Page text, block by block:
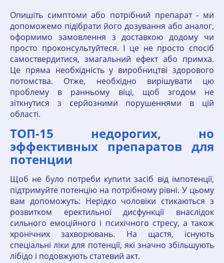
Опишіть симптоми або потрібний препарат - ми
допоможемо підібрати його дозування або аналог,
оформимо замовлення з доставкою додому чи
просто проконсультуйтеся. І це не просто спосіб
самоствердитися, змагальний ефект або примха.
Це пряма необхідність у виробництві здорового
потомства. Отже, необхідно вирішувати цю
проблему в ранньому віці, щоб згодом не
зіткнутися з серйозними порушеннями в цій
області.
ТОП-15 недорогих, но
эффективных препаратов для
потенции
Щоб не було потреби купити засіб від імпотенції,
підтримуйте потенцію на потрібному рівні. У цьому
вам допоможуть: Нерідко чоловіки стикаються з
розвитком еректильної дисфункції внаслідок
сильного емоційного і психічного стресу, а також
хронічних захворювань. На щастя, існують
спеціальні ліки для потенції, які значно збільшують
лібідо і подовжують статевий акт.